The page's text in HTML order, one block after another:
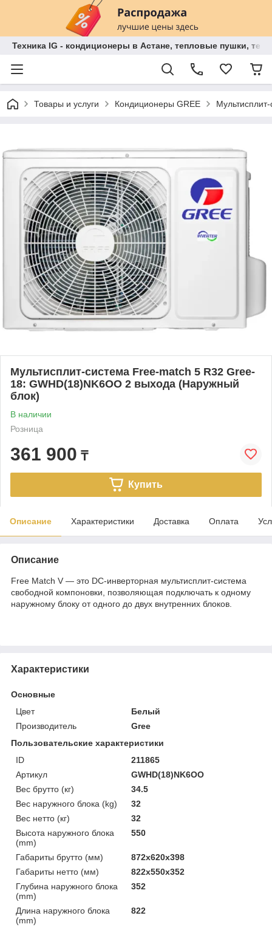
Техника IG - кондиционеры в Астане, тепловые пушки,
Товары и услуги Кондиционеры GREE
Мультисплит-система Free-match 5 R32 Gree-
18: GWHD(18)NK6OO 2 выхода (Наружный
блок)
В наличии
Розница
361 900 ₸
Купить
Описание Характеристики Доставка Оплата
Описание
Free Match V — это DC-инверторная мультисплит-система
свободной компоновки, позволяющая подключать к одному
наружному блоку от одного до двух внутренних блоков.
Характеристики
Основные
Цвет
Белый
Производитель
Gree
Пользовательские характеристики
ID
211865
Артикул
GWHD(18)NK6OO
Вес брутто (кг)
34.5
Вес наружного блока (kg)
32
Вес нетто (кг)
32
Высота наружного блока
(mm)
550
Габариты брутто (мм)
872x620x398
Габариты нетто (мм)
822x550x352
Глубина наружного блока
(mm)
352
Длина наружного блока
(mm)
822